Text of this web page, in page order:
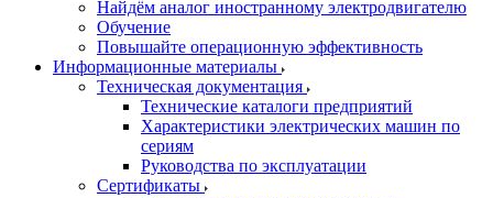
Найдём аналог иностранному электродвигателю
Обучение
Повышайте операционную эффективность
Информационные материалы
Техническая документация
Технические каталоги предприятий
Характеристики электрических машин по
сериям
Руководства по эксплуатации
Сертификаты